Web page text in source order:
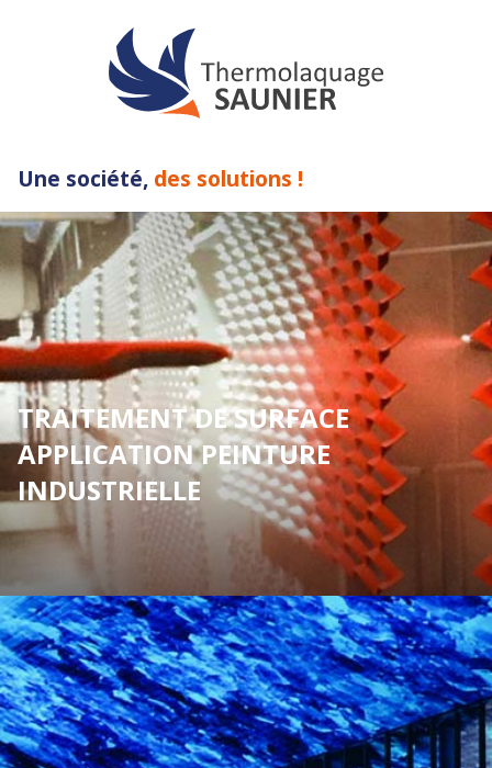
Une société, des solutions !
TRAITEMENT DE SURFACE
APPLICATION PEINTURE
INDUSTRIELLE